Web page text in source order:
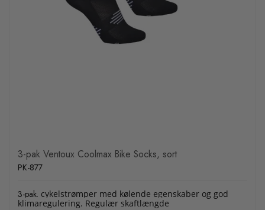
3-pak Ventoux Coolmax Bike Socks, sort
PK-877
3-pak. cykelstrømper med kølende egenskaber og god
klimaregulering. Regulær skaftlængde